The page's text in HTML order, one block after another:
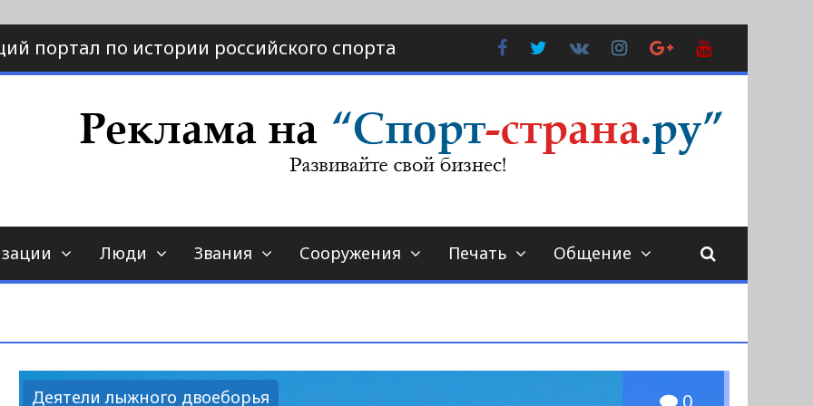
портал по истории российского спорта FacebookTwitter
Контакте
Instagram
Google
Plus
страна.ру
по истории спорта
Люди Звания Сооружения Печать Общение
Деятели лыжного двоеборья
0